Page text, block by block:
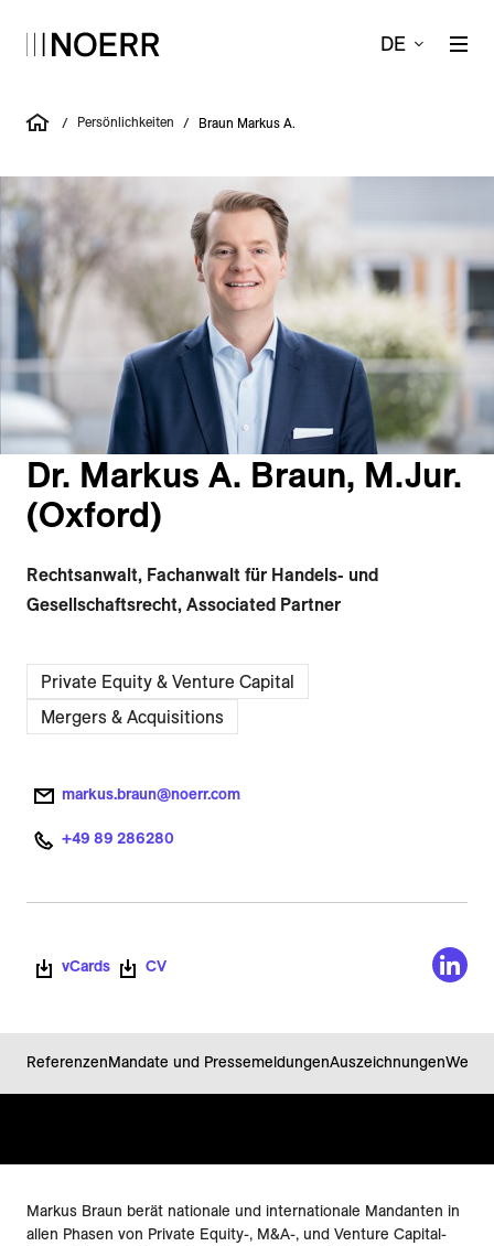
DE
/ Persönlichkeiten / Braun Markus A.
Dr. Markus A. Braun, M.Jur.
(Oxford)
Rechtsanwalt, Fachanwalt für Handels- und
Gesellschaftsrecht, Associated Partner
Private Equity & Venture Capital
Mergers & Acquisitions
markus.braun@noerr.com
+49 89 286280
vCards CV
ReferenzenMandate und PressemeldungenAuszeichnungen
Markus Braun berät nationale und internationale Mandanten in
allen Phasen von Private Equity-, M&A-, und Venture Capital-